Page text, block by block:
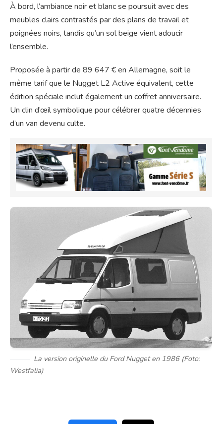
À bord, l’ambiance noir et blanc se poursuit avec des
meubles clairs contrastés par des plans de travail et
poignées noirs, tandis qu’un sol beige vient adoucir
l’ensemble.
Proposée à partir de 89 647 € en Allemagne, soit le
même tarif que le Nugget L2 Active équivalent, cette
édition spéciale inclut également un coffret anniversaire.
Un clin d’œil symbolique pour célébrer quatre décennies
d’un van devenu culte.
La version originelle du Ford Nugget en 1986 (Foto:
Westfalia)